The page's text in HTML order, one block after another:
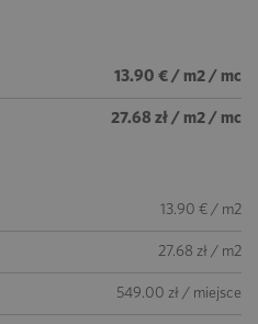
13.90 € / m2 / mc
27.68 zł / m2 / mc
13.90 € / m2
27.68 zł / m2
549.00 zł / miejsce